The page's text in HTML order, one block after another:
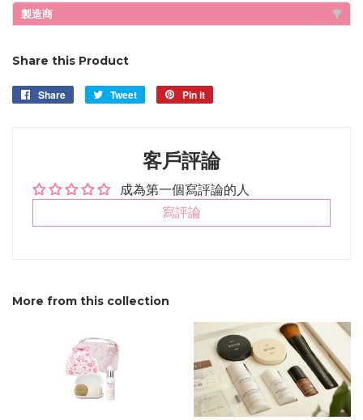
製造商
Share this Product
Share
Share
Tweet
Tweet
Pin it
客戶評論
成為第一個寫評論的人
寫評論
More from this collection